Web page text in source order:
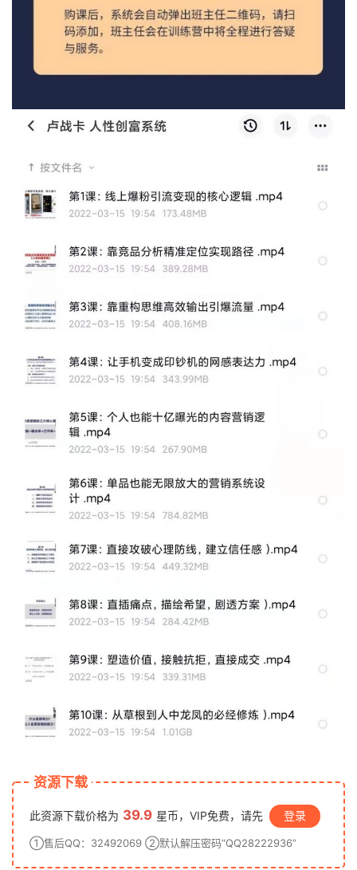
资源下载
此资源下载价格为 39.9 星币，VIP免费，请先 登录
①售后QQ：32492069 ②默认解压密码“QQ28222936”